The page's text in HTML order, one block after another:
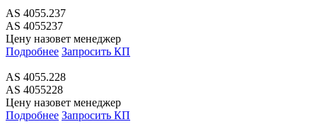
AS 4055.237
AS 4055237
Цену назовет менеджер
Подробнее Запросить КП
AS 4055.228
AS 4055228
Цену назовет менеджер
Подробнее Запросить КП